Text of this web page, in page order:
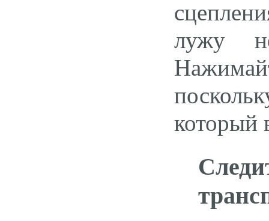
лужу
который